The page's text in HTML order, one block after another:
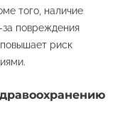
того, наличие
повреждения
риск